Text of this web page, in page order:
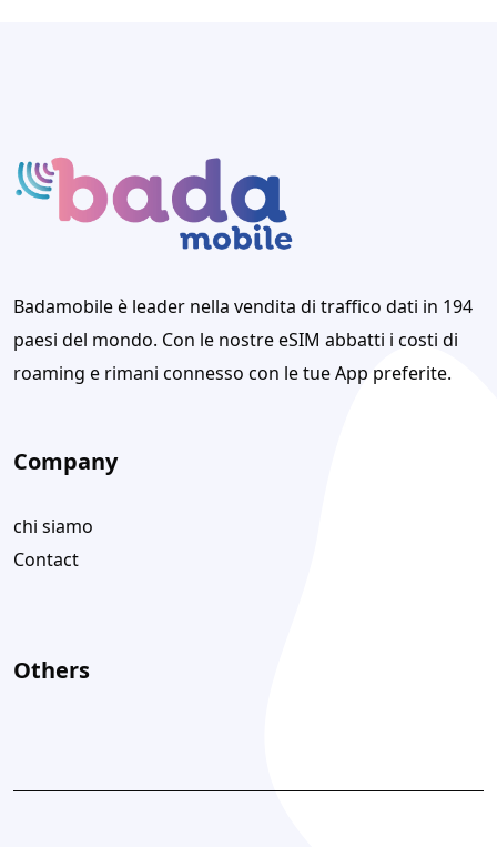
Badamobile è leader nella vendita di traffico dati in 194
paesi del mondo. Con le nostre eSIM abbatti i costi di
roaming e rimani connesso con le tue App preferite.
Company
chi siamo
Contact
Others